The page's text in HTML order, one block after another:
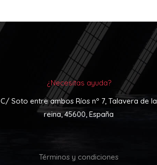
¿Necesitas ayuda?
C/ Soto entre ambos Ríos nº 7, Talavera de la
reina, 45600, España
Términos y condiciones